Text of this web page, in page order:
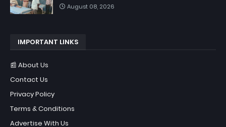
August 08, 2026
IMPORTANT LINKS
📰 About Us
Contact Us
Privacy Policy
Terms & Conditions
Advertise With Us